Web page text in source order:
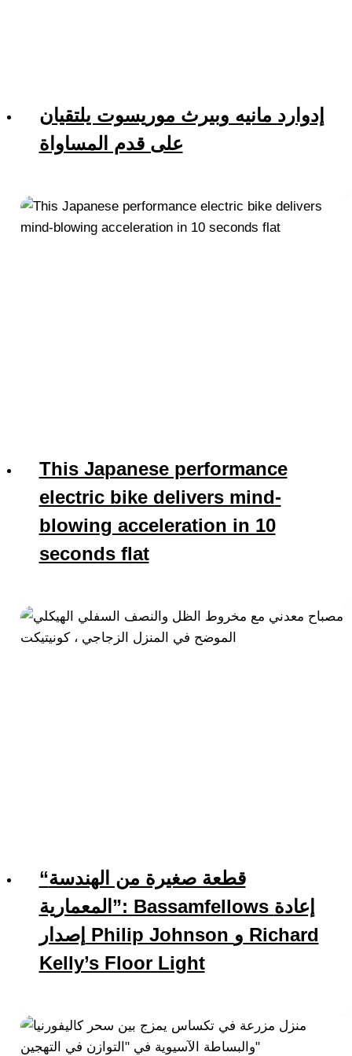
إدوارد مانيه وبيرث موريسوت يلتقيان
على قدم المساواة
This Japanese performance
electric bike delivers mind-
blowing acceleration in 10
seconds flat
“قطعة صغيرة من الهندسة
المعمارية”: Bassamfellows إعادة
إصدار Philip Johnson و Richard
Kelly’s Floor Light